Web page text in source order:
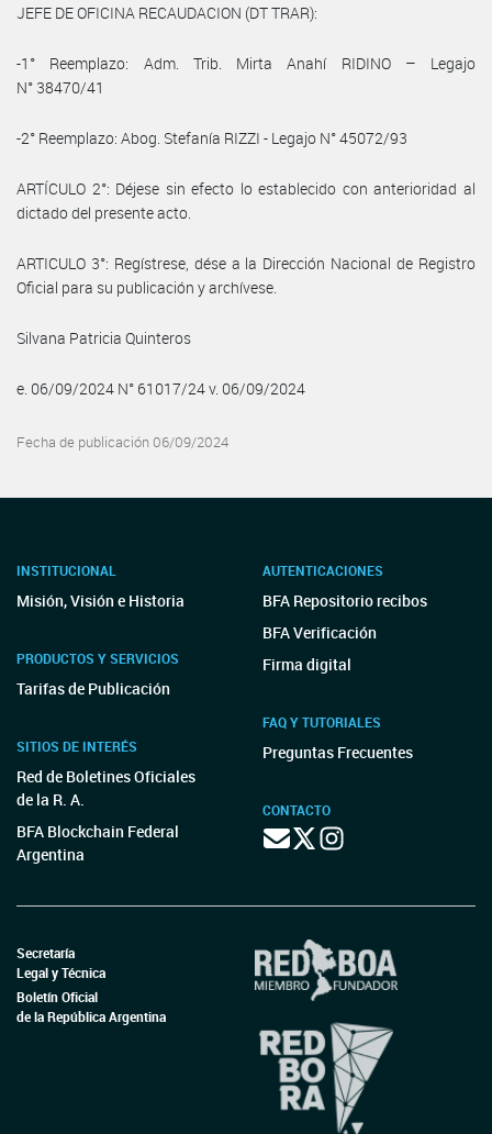
JEFE DE OFICINA RECAUDACION (DT TRAR):
-1° Reemplazo: Adm. Trib. Mirta Anahí RIDINO – Legajo
N° 38470/41
-2° Reemplazo: Abog. Stefanía RIZZI - Legajo N° 45072/93
ARTÍCULO 2°: Déjese sin efecto lo establecido con anterioridad al
dictado del presente acto.
ARTICULO 3°: Regístrese, dése a la Dirección Nacional de Registro
Oficial para su publicación y archívese.
Silvana Patricia Quinteros
e. 06/09/2024 N° 61017/24 v. 06/09/2024
Fecha de publicación 06/09/2024
INSTITUCIONAL
Misión, Visión e Historia
PRODUCTOS Y SERVICIOS
Tarifas de Publicación
SITIOS DE INTERÉS
Red de Boletines Oficiales
de la R. A.
BFA Blockchain Federal
Argentina
AUTENTICACIONES
BFA Repositorio recibos
BFA Verificación
Firma digital
FAQ Y TUTORIALES
Preguntas Frecuentes
CONTACTO
Secretaría
Legal y Técnica
Boletín Oficial
de la República Argentina